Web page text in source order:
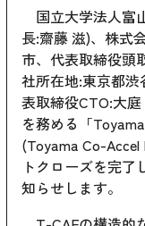
国立大学法人富
長:齋藤 滋)、株式
市、代表取締役頭
社所在地:東京都
表取締役CTO:大
を務める「
(Toyama Co-
トクローズを完
知らせします。